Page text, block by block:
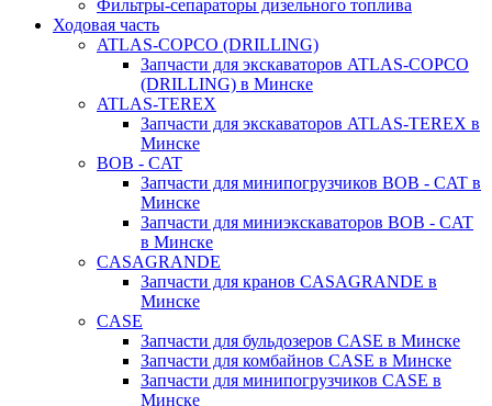
Фильтры-сепараторы дизельного топлива
Ходовая часть
ATLAS-COPCO (DRILLING)
Запчасти для экскаваторов ATLAS-COPCO
(DRILLING) в Минске
ATLAS-TEREX
Запчасти для экскаваторов ATLAS-TEREX в
Минске
BOB - CAT
Запчасти для минипогрузчиков BOB - CAT в
Минске
Запчасти для миниэкскаваторов BOB - CAT
в Минске
CASAGRANDE
Запчасти для кранов CASAGRANDE в
Минске
CASE
Запчасти для бульдозеров CASE в Минске
Запчасти для комбайнов CASE в Минске
Запчасти для минипогрузчиков CASE в
Минске